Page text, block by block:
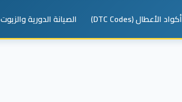
أكواد الأعطال (DTC Codes) الصيانة الدورية والزيوت